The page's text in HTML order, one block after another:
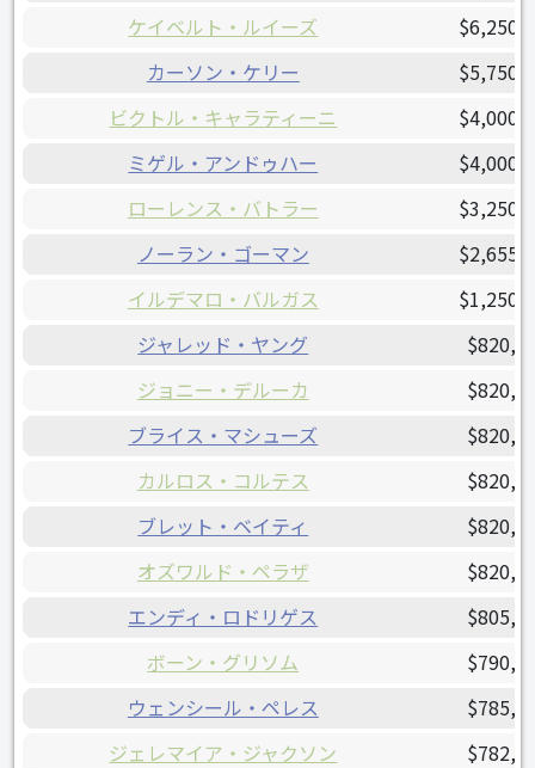
ケイベルト・ルイーズ
カーソン・ケリー
ビクトル・キャラティーニ
ミゲル・アンドゥハー
ローレンス・バトラー
ノーラン・ゴーマン
イルデマロ・バルガス
ジャレッド・ヤング
ジョニー・デルーカ
ブライス・マシューズ
カルロス・コルテス
ブレット・ベイティ
オズワルド・ペラザ
エンディ・ロドリゲス
ボーン・グリソム
ウェンシール・ペレス
ジェレマイア・ジャクソン